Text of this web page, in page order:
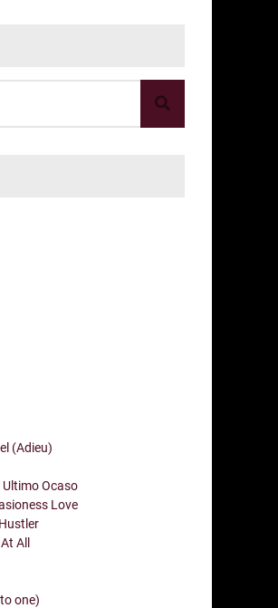
(Adieu)
Ultimo Ocaso
Love
All
one)